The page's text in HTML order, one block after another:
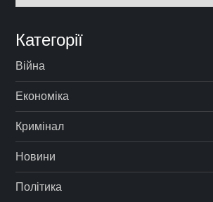
Категорії
Війна
Економіка
Кримінал
Новини
Політика